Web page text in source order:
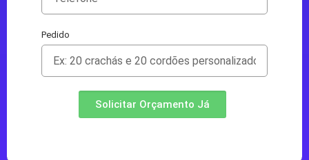
Pedido
Solicitar Orçamento Já